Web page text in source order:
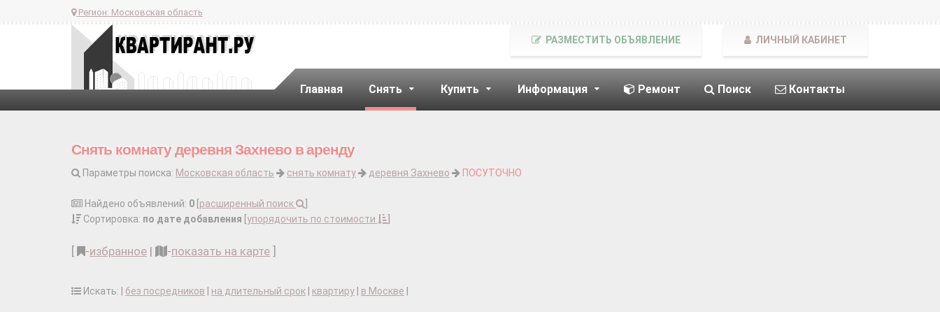
Регион: Московская область
Главная Снять Купить Информация Ремонт Поиск Контакты
РАЗМЕСТИТЬ ОБЪЯВЛЕНИЕ ЛИЧНЫЙ КАБИНЕТ
Снять комнату деревня Захнево в аренду
Параметры поиска: Московская область снять комнату деревня Захнево ПОСУТОЧНО
Найдено объявлений: 0 расширенный поиск
Сортировка: по дате добавления упорядочить по стоимости
-избранное | -показать на карте
Искать: | без посредников на длительный срок квартиру в Москве